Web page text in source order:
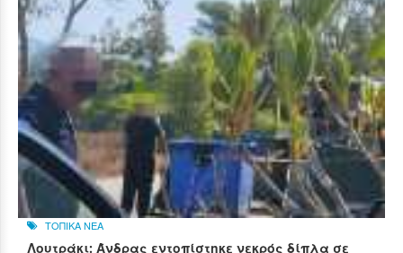
ΤΟΠΙΚΑ ΝΕΑ
Λουτράκι: Άνδρας εντοπίστηκε νεκρός δίπλα σε